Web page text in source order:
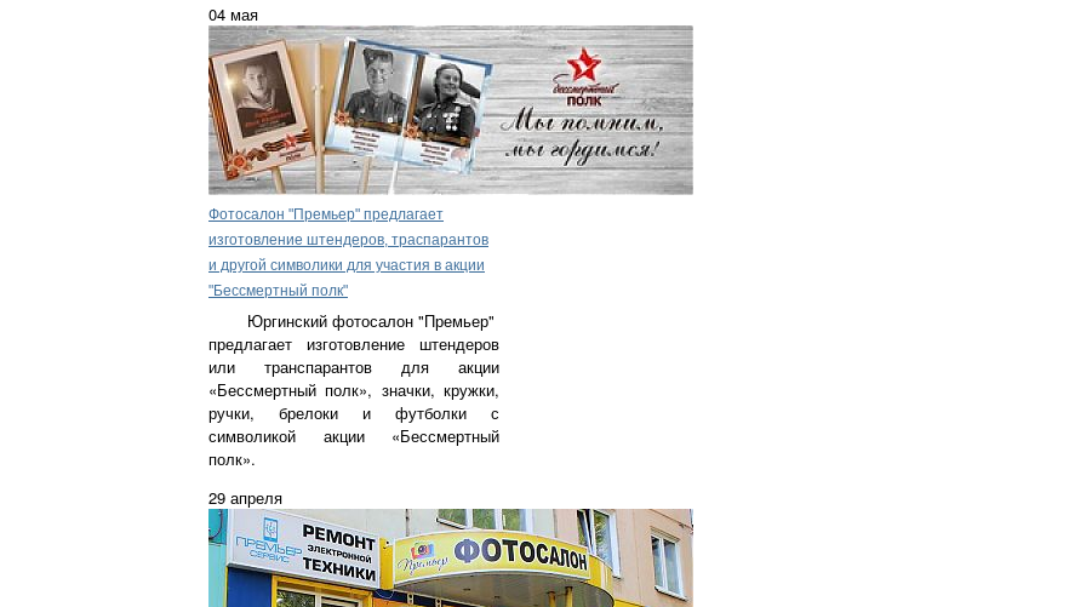
04 мая
Фотосалон "Премьер" предлагает
изготовление штендеров, траспарантов
и другой символики для участия в акции
"Бессмертный полк"
Юргинский фотосалон "Премьер"
предлагает изготовление штендеров
или транспарантов для акции
«Бессмертный полк», значки, кружки,
ручки, брелоки и футболки с
символикой акции «Бессмертный
полк».
29 апреля